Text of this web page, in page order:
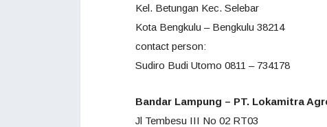
Kel. Betungan Kec. Selebar
Kota Bengkulu – Bengkulu 38214
contact person:
Sudiro Budi Utomo 0811 – 734178
Bandar Lampung – PT. Lokamitra
Jl Tembesu III No 02 RT03